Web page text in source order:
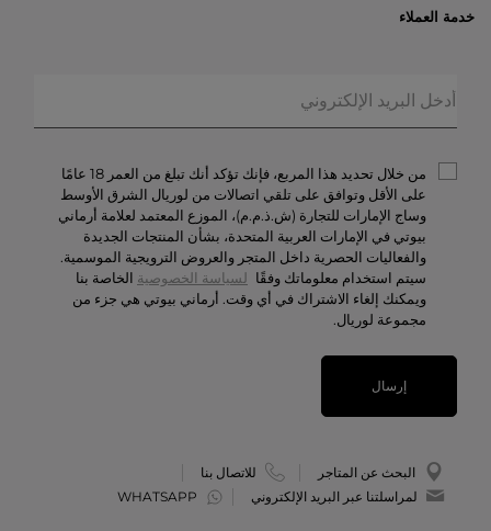
العروض الحصريّة
المكياج
العطور
خدمة العملاء
حالة الطلبيّة
الخصوصيّة والأمن
الشروط والأحكام
تواصل معنا
الوظائف
من خلال تحديد هذا المربع، فإنك تؤكد أنك تبلغ من العمر 18 عامًا
على الأقل وتوافق على تلقي اتصالات من لوريال الشرق الأوسط
وساج الإمارات للتجارة (ش.ذ.م.م)، الموزع المعتمد لعلامة أرماني
بيوتي في الإمارات العربية المتحدة، بشأن المنتجات الجديدة
والفعاليات الحصرية داخل المتجر والعروض الترويجية الموسمية.
سيتم استخدام معلوماتك وفقًا لسياسة الخصوصية الخاصة بنا
ويمكنك إلغاء الاشتراك في أي وقت. أرماني بيوتي هي جزء من
مجموعة لوريال.
إرسال
البحث عن المتاجر
للاتصال بنا
لمراسلتنا عبر البريد الإلكتروني
WHATSAPP